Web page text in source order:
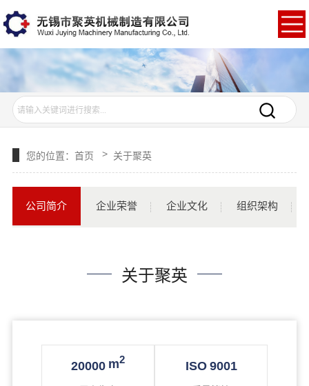
您的位置： 首页 > 关于聚英
公司简介 企业荣誉 企业文化 组织架构
关于聚英
20000 m2 ISO 9001